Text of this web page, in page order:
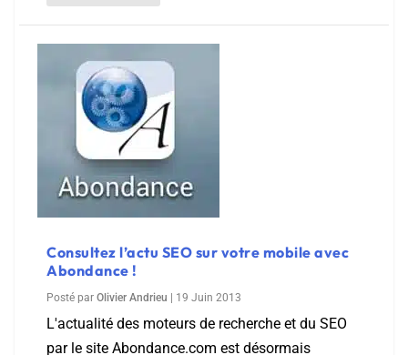
Consultez l’actu SEO sur votre mobile avec
Abondance !
Posté par Olivier Andrieu 19 Juin 2013
L'actualité des moteurs de recherche et du SEO
par le site Abondance.com est désormais